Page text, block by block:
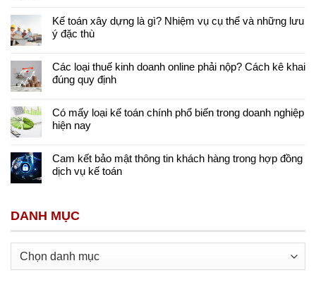
Kế toán xây dựng là gì? Nhiệm vụ cụ thể và những lưu
ý đặc thù
Các loại thuế kinh doanh online phải nộp? Cách kê khai
đúng quy định
Có mấy loại kế toán chính phổ biến trong doanh nghiệp
hiện nay
Cam kết bảo mật thông tin khách hàng trong hợp đồng
dịch vụ kế toán
DANH MỤC
Danh